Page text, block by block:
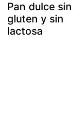
Pan dulce sin
gluten y sin
lactosa